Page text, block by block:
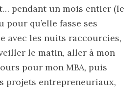
pendant un mois entier (le
pour qu’elle fasse ses
avec les nuits raccourcies,
le matin, aller à mon
pour mon MBA, puis
projets entrepreneuriaux,